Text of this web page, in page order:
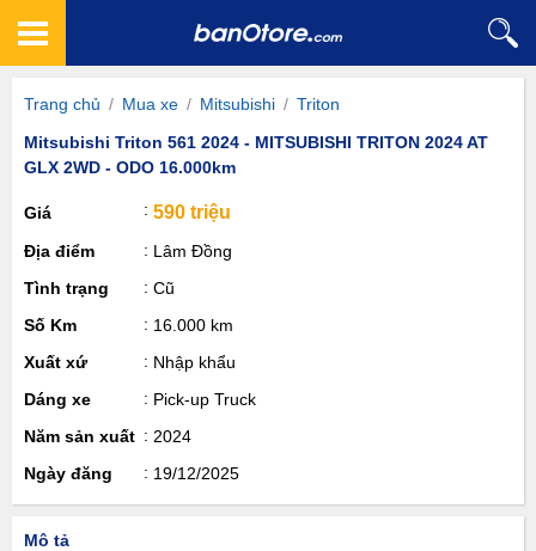
Trang chủ / Mua xe / Mitsubishi / Triton
Mitsubishi Triton 561 2024 - MITSUBISHI TRITON 2024 AT
GLX 2WD - ODO 16.000km
Giá 590 triệu
Địa điểm
Lâm Đồng
Tình trạng
Cũ
Số Km
16.000 km
Xuất xứ
Nhập khẩu
Dáng xe
Pick-up Truck
Năm sản xuất
2024
Ngày đăng
19/12/2025
Mô tả